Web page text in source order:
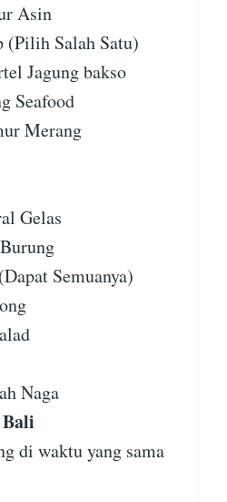
Asin
(Pilih Salah Satu)
Jagung bakso
Seafood
Merang
Gelas
Semuanya)
Naga
di waktu yang sama